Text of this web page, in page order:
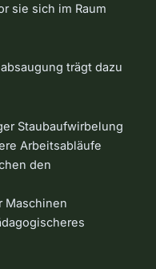
sie sich im Raum
trägt dazu
Staubaufwirbelung
Arbeitsabläufe
den
Maschinen